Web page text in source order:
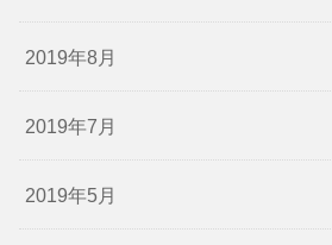
2019年8月
2019年7月
2019年5月